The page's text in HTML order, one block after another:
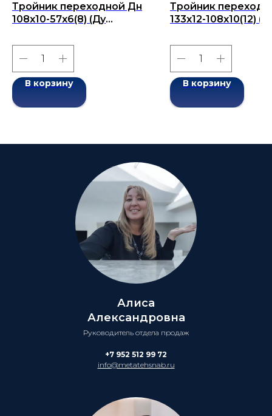
Тройник переходной Дн
108х10-57х6(8) (Ду
17376-2001
В корзину
Тройник
133x12-108x10(12)
ГОСТ 17376-2001
В корзину
Алиса
Александровна
Руководитель отдела продаж
+7 952 512 99 72
info@metatehsnab.ru